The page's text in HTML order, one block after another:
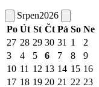
Srpen2026
Po Út St Čt Pá So Ne
27 28 29 30 31 1
2
3
4 5 6 7 8
9
10 11 12 13 14 15 16
17 18 19 20 21 22 23